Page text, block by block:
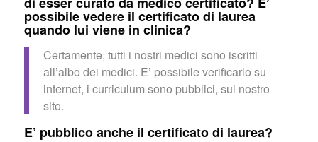
possibile vedere il certificato di laurea
quando lui viene in clinica?
Certamente, tutti i nostri medici sono iscritti
all’albo dei medici. E’ possibile verificarlo su
internet, i curriculum sono pubblici, sul nostro
sito.
E’ pubblico anche il certificato di laurea?